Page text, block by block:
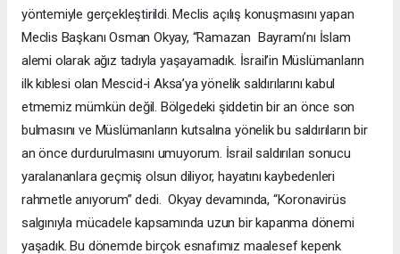
yöntemiyle gerçekleştirildi. Meclis açılış konuşmasını yapan
Meclis Başkanı Osman Okyay, “Ramazan Bayramı’nı İslam
alemi olarak ağız tadıyla yaşayamadık. İsrail’in Müslümanların
ilk kıblesi olan Mescid-i Aksa’ya yönelik saldırılarını kabul
etmemiz mümkün değil. Bölgedeki şiddetin bir an önce son
bulmasını ve Müslümanların kutsalına yönelik bu saldırıların bir
an önce durdurulmasını umuyorum. İsrail saldırıları sonucu
yaralananlara geçmiş olsun diliyor, hayatını kaybedenleri
rahmetle anıyorum” dedi. Okyay devamında, “Koronavirüs
salgınıyla mücadele kapsamında uzun bir kapanma dönemi
yaşadık. Bu dönemde birçok esnafımız maalesef kepenk